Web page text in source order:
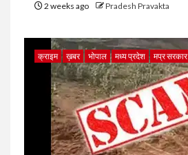
2 weeks ago Pradesh Pravakta
क्राइम ख़बर भोपाल मध्य प्रदेश मप्र सरकार